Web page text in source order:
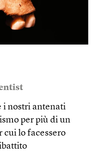
i nostri antenati
per più di un
lo facessero